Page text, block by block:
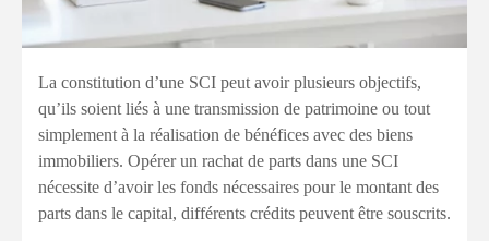
La constitution d’une SCI peut avoir plusieurs objectifs,
qu’ils soient liés à une transmission de patrimoine ou tout
simplement à la réalisation de bénéfices avec des biens
immobiliers. Opérer un rachat de parts dans une SCI
nécessite d’avoir les fonds nécessaires pour le montant des
parts dans le capital, différents crédits peuvent être souscrits.